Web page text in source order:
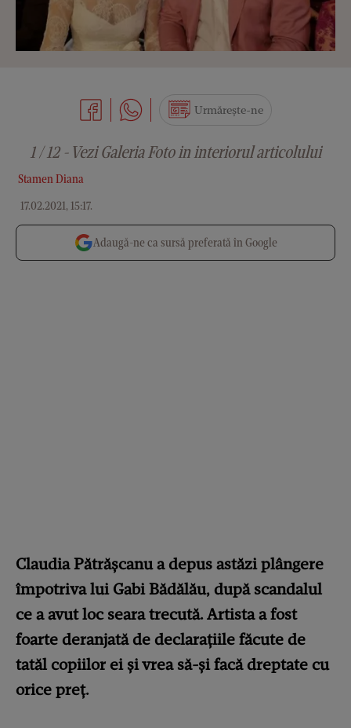
Stamen Diana
17.02.2021, 15:17.
Urmărește-ne
1 / 12 - Vezi Galeria Foto in interiorul articolului
Adaugă-ne ca sursă preferată în Google
Claudia Pătrășcanu a depus astăzi plângere
împotriva lui Gabi Bădălău, după scandalul
ce a avut loc seara trecută. Artista a fost
foarte deranjată de declarațiile făcute de
tatăl copiilor ei și vrea să-și facă dreptate cu
orice preț.